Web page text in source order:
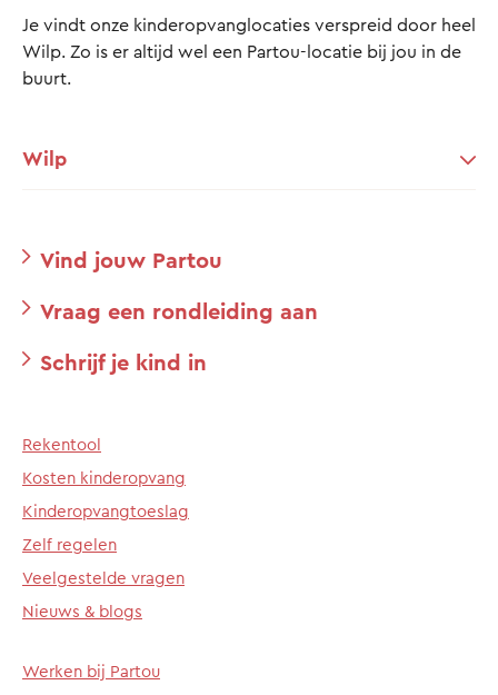
Je vindt onze kinderopvanglocaties verspreid door heel
Wilp. Zo is er altijd wel een Partou-locatie bij jou in de
buurt.
Wilp
Vind jouw Partou
Vraag een rondleiding aan
Schrijf je kind in
Rekentool
Kosten kinderopvang
Kinderopvangtoeslag
Zelf regelen
Veelgestelde vragen
Nieuws & blogs
Werken bij Partou